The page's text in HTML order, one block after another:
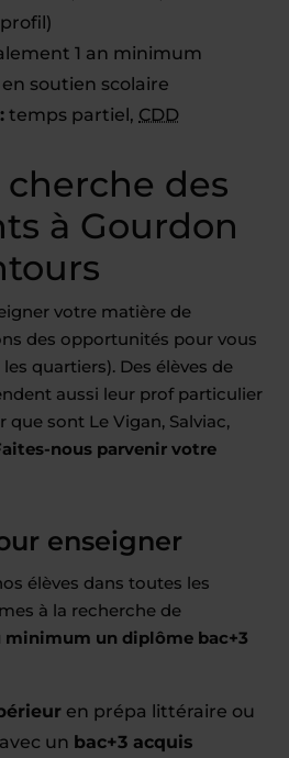
1 an minimum
soutien scolaire
temps partiel, CDD
des
à Gourdon
votre matière de
des opportunités pour vous
quartiers). Des élèves de
aussi leur prof particulier
que sont Le Vigan, Salviac,
nous parvenir votre
enseigner
élèves dans toutes les
à la recherche de
minimum un diplôme bac+3
en prépa littéraire ou
un bac+3 acquis